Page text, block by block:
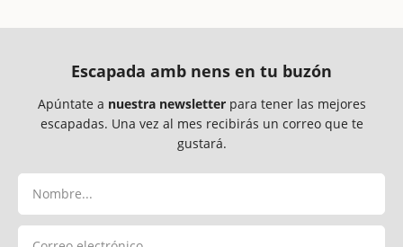
Escapada amb nens en tu buzón
Apúntate a nuestra newsletterpara tener las mejores
escapadas. Una vez al mes recibirás un correo que te
gustará.